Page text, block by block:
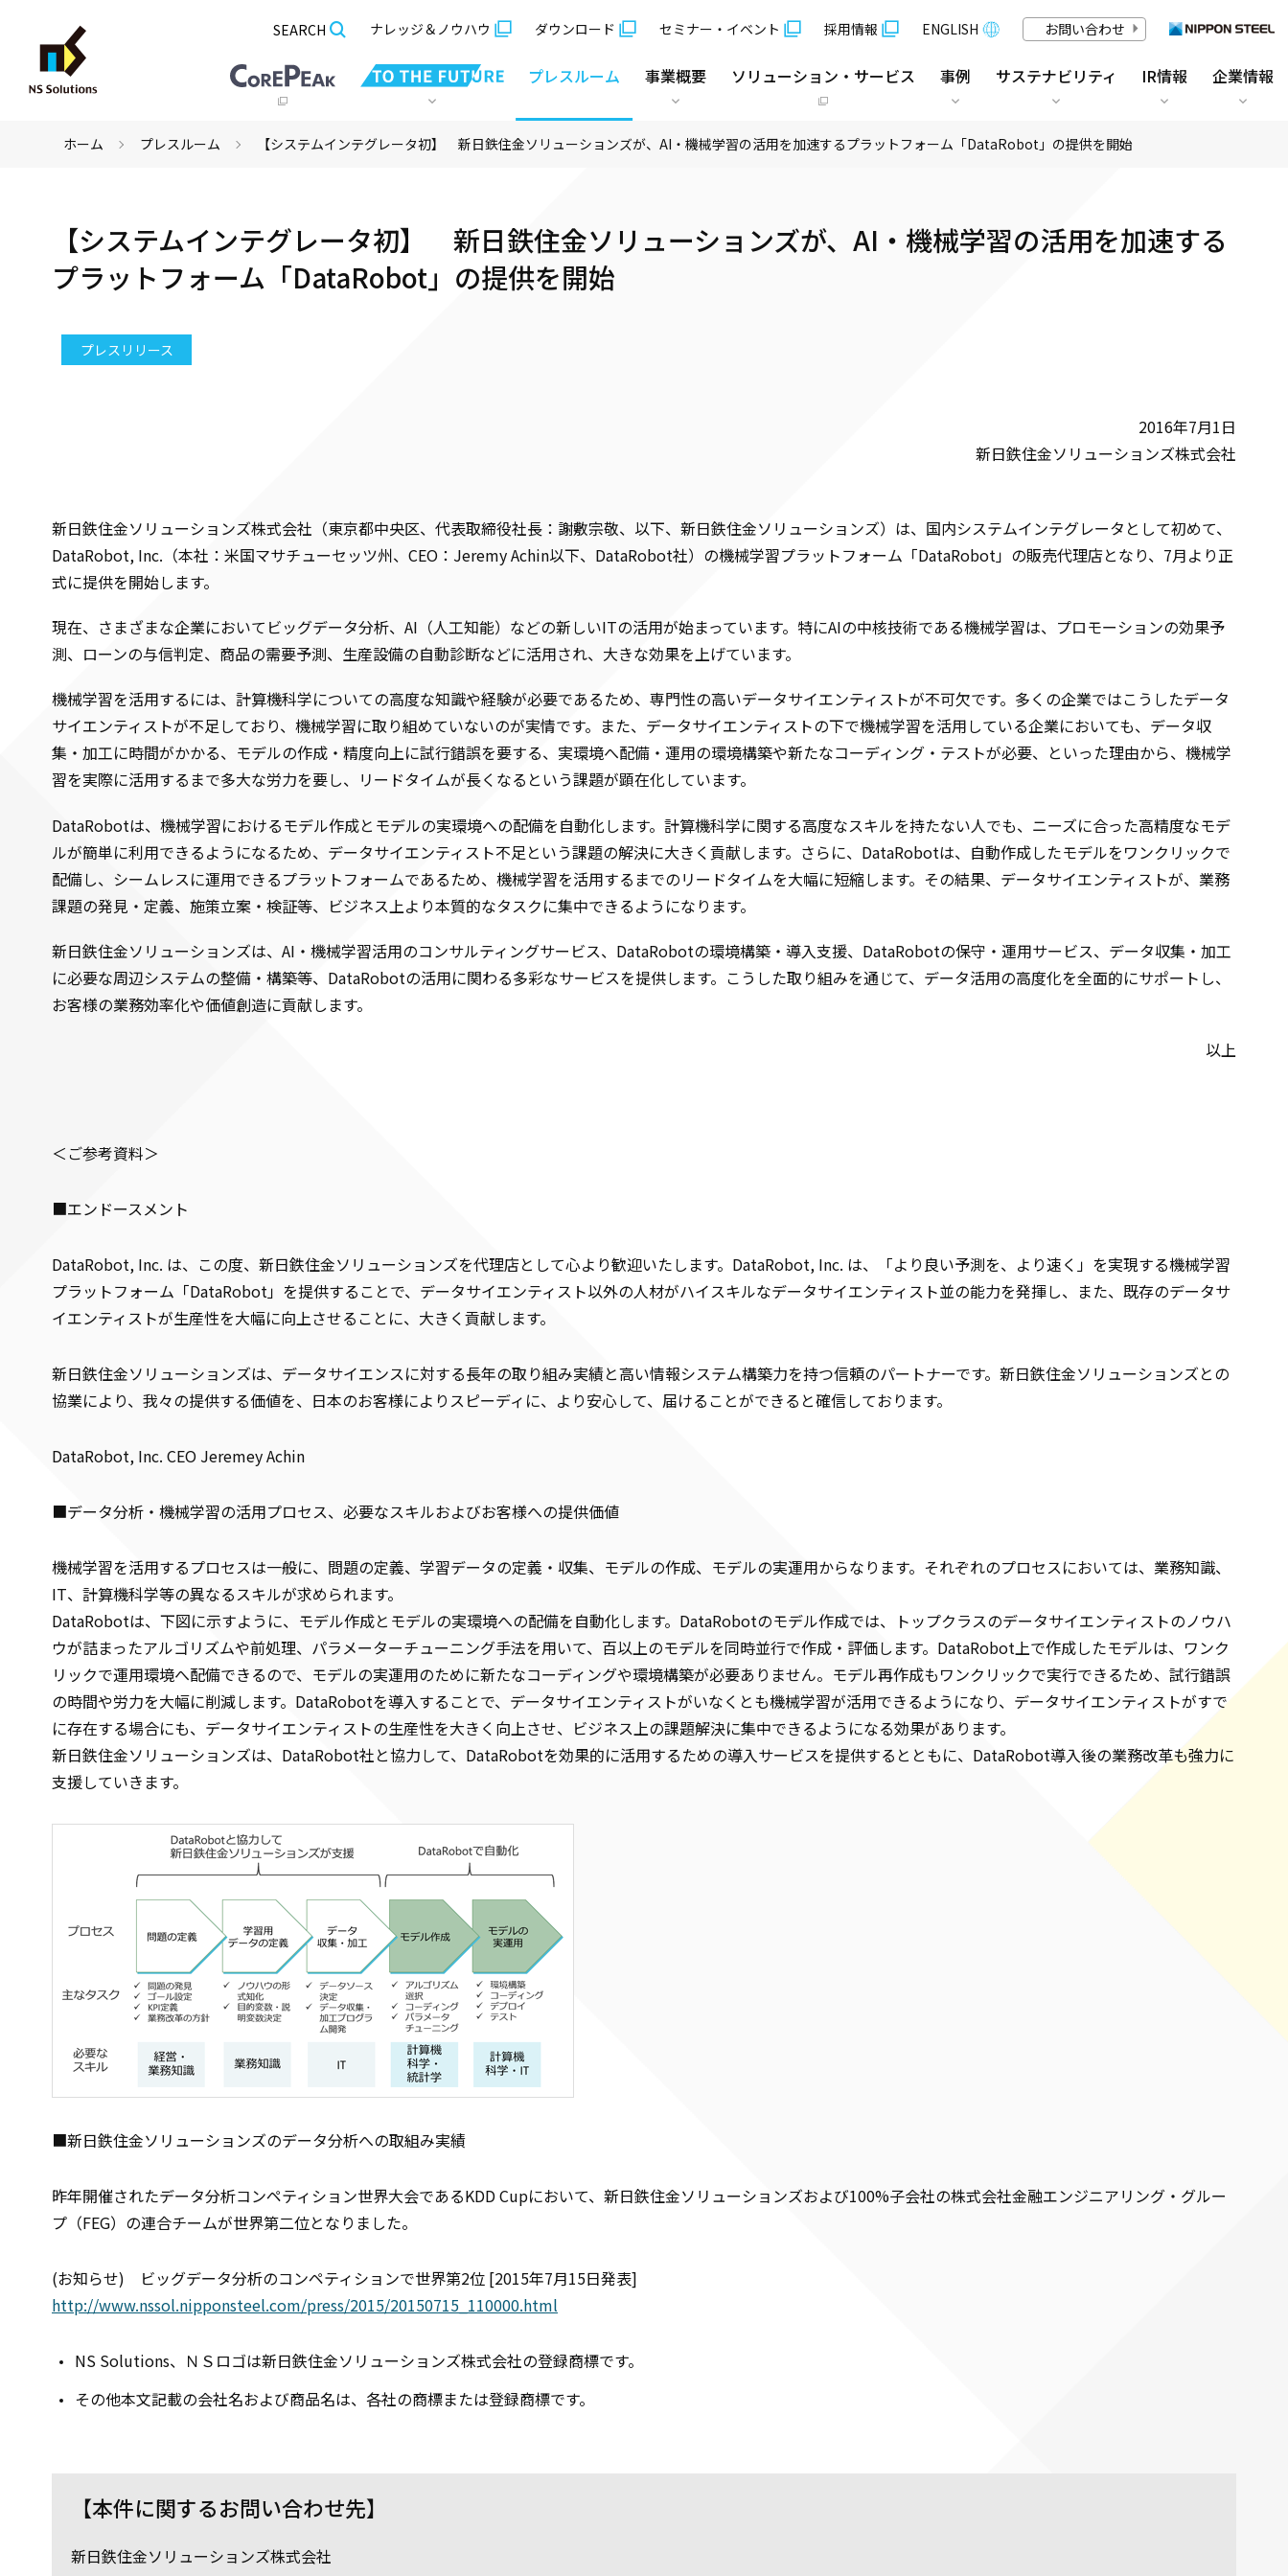
SEARCH ナレッジ＆ノウハウ ダウンロード セミナー・イベント 採用情報 ENGLISH お問い合わせ
プレスルーム 事業概要 ソリューション・サービス 事例 サステナビリティ IR情報 企業情報
ホーム プレスルーム 【システムインテグレータ初】 新日鉄住金ソリューションズが、AI・機械学習の活用を加速するプラットフォーム「DataRobot」の提供を開始
【システムインテグレータ初】 新日鉄住金ソリューションズが、AI・機械学習の活用を加速する
プラットフォーム「DataRobot」の提供を開始
プレスリリース
2016年7月1日
新日鉄住金ソリューションズ株式会社
新日鉄住金ソリューションズ株式会社（東京都中央区、代表取締役社長：謝敷宗敬、以下、新日鉄住金ソリューションズ）は、国内システムインテグレータとして初めて、
DataRobot, Inc.（本社：米国マサチューセッツ州、CEO：Jeremy Achin以下、DataRobot社）の機械学習プラットフォーム「DataRobot」の販売代理店となり、7月より正
式に提供を開始します。
現在、さまざまな企業においてビッグデータ分析、AI（人工知能）などの新しいITの活用が始まっています。特にAIの中核技術である機械学習は、プロモーションの効果予
測、ローンの与信判定、商品の需要予測、生産設備の自動診断などに活用され、大きな効果を上げています。
機械学習を活用するには、計算機科学についての高度な知識や経験が必要であるため、専門性の高いデータサイエンティストが不可欠です。多くの企業ではこうしたデータ
サイエンティストが不足しており、機械学習に取り組めていないのが実情です。また、データサイエンティストの下で機械学習を活用している企業においても、データ収
集・加工に時間がかかる、モデルの作成・精度向上に試行錯誤を要する、実環境へ配備・運用の環境構築や新たなコーディング・テストが必要、といった理由から、機械学
習を実際に活用するまで多大な労力を要し、リードタイムが長くなるという課題が顕在化しています。
DataRobotは、機械学習におけるモデル作成とモデルの実環境への配備を自動化します。計算機科学に関する高度なスキルを持たない人でも、ニーズに合った高精度なモデ
ルが簡単に利用できるようになるため、データサイエンティスト不足という課題の解決に大きく貢献します。さらに、DataRobotは、自動作成したモデルをワンクリックで
配備し、シームレスに運用できるプラットフォームであるため、機械学習を活用するまでのリードタイムを大幅に短縮します。その結果、データサイエンティストが、業務
課題の発見・定義、施策立案・検証等、ビジネス上より本質的なタスクに集中できるようになります。
新日鉄住金ソリューションズは、AI・機械学習活用のコンサルティングサービス、DataRobotの環境構築・導入支援、DataRobotの保守・運用サービス、データ収集・加工
に必要な周辺システムの整備・構築等、DataRobotの活用に関わる多彩なサービスを提供します。こうした取り組みを通じて、データ活用の高度化を全面的にサポートし、
お客様の業務効率化や価値創造に貢献します。
以上
＜ご参考資料＞
■エンドースメント
DataRobot, Inc. は、この度、新日鉄住金ソリューションズを代理店として心より歓迎いたします。DataRobot, Inc. は、「より良い予測を、より速く」を実現する機械学習
プラットフォーム「DataRobot」を提供することで、データサイエンティスト以外の人材がハイスキルなデータサイエンティスト並の能力を発揮し、また、既存のデータサ
イエンティストが生産性を大幅に向上させることに、大きく貢献します。
新日鉄住金ソリューションズは、データサイエンスに対する長年の取り組み実績と高い情報システム構築力を持つ信頼のパートナーです。新日鉄住金ソリューションズとの
協業により、我々の提供する価値を、日本のお客様によりスピーディに、より安心して、届けることができると確信しております。
DataRobot, Inc. CEO Jeremey Achin
■データ分析・機械学習の活用プロセス、必要なスキルおよびお客様への提供価値
機械学習を活用するプロセスは一般に、問題の定義、学習データの定義・収集、モデルの作成、モデルの実運用からなります。それぞれのプロセスにおいては、業務知識、
IT、計算機科学等の異なるスキルが求められます。
DataRobotは、下図に示すように、モデル作成とモデルの実環境への配備を自動化します。DataRobotのモデル作成では、トップクラスのデータサイエンティストのノウハ
ウが詰まったアルゴリズムや前処理、パラメーターチューニング手法を用いて、百以上のモデルを同時並行で作成・評価します。DataRobot上で作成したモデルは、ワンク
リックで運用環境へ配備できるので、モデルの実運用のために新たなコーディングや環境構築が必要ありません。モデル再作成もワンクリックで実行できるため、試行錯誤
の時間や労力を大幅に削減します。DataRobotを導入することで、データサイエンティストがいなくとも機械学習が活用できるようになり、データサイエンティストがすで
に存在する場合にも、データサイエンティストの生産性を大きく向上させ、ビジネス上の課題解決に集中できるようになる効果があります。
新日鉄住金ソリューションズは、DataRobot社と協力して、DataRobotを効果的に活用するための導入サービスを提供するとともに、DataRobot導入後の業務改革も強力に
支援していきます。
■新日鉄住金ソリューションズのデータ分析への取組み実績
昨年開催されたデータ分析コンペティション世界大会であるKDD Cupにおいて、新日鉄住金ソリューションズおよび100%子会社の株式会社金融エンジニアリング・グルー
プ（FEG）の連合チームが世界第二位となりました。
(お知らせ) ビッグデータ分析のコンペティションで世界第2位 [2015年7月15日発表]
http://www.nssol.nipponsteel.com/press/2015/20150715_110000.html
NS Solutions、ＮＳロゴは新日鉄住金ソリューションズ株式会社の登録商標です。
その他本文記載の会社名および商品名は、各社の商標または登録商標です。
【本件に関するお問い合わせ先】
新日鉄住金ソリューションズ株式会社